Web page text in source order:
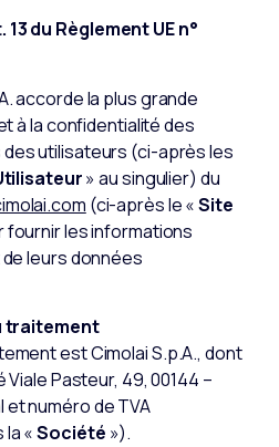
du Règlement UE n°
accorde la plus grande
à la confidentialité des
utilisateurs (ci-après les
» au singulier) du
(ci-après le «Site
fournir les informations
leurs données
traitement
est Cimolai S.p.A., dont
Pasteur, 49, 00144 –
et numéro de TVA
la «Société »).